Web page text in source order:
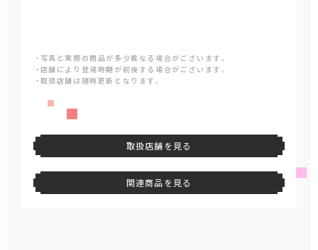
・写真と実際の商品が多少異なる場合がございます。
・店舗により登場時期が前後する場合がございます。
・取扱店舗は随時更新となります。
取扱店舗を見る
関連商品を見る